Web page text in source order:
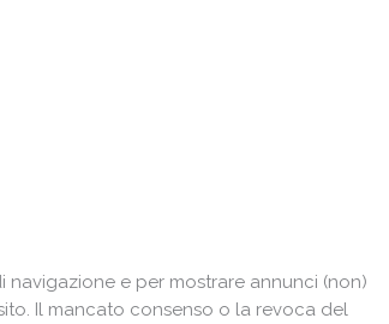
e per mostrare annunci (non)
Il mancato consenso o la revoca del